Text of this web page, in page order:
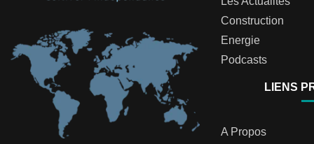
Construction
Energie
Podcasts
LIENS
A Propos